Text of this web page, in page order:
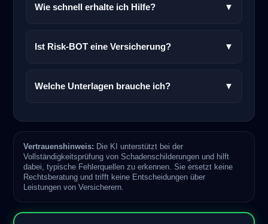
Wie schnell erhalte ich Hilfe? ▼
Ist Risk-BOT eine Versicherung? ▼
Welche Unterlagen brauche ich? ▼
Vertrauenshinweis: Die KI unterstützt bei der
Vollständigkeitsprüfung von Schadenschilderungen und hilft
dabei, typische Fehlerquellen zu erkennen. Sie ersetzt keine
Rechtsberatung und trifft keine Entscheidungen über
Leistungen von Versicherern.